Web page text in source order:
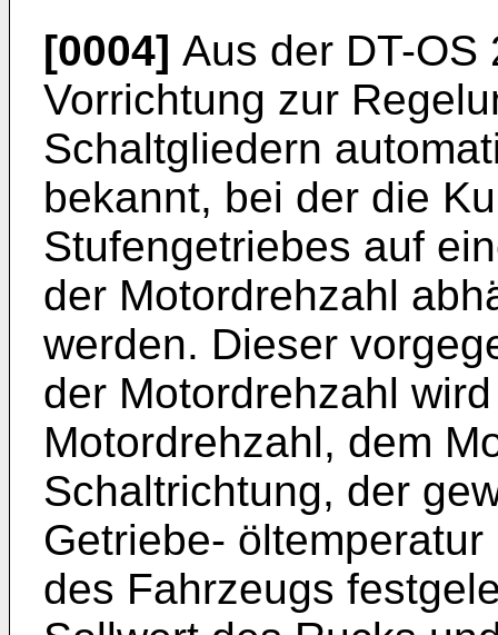
[0004] Aus der DT-OS
Vorrichtung zur
Schaltgliedern
bekannt, bei der die
Stufengetriebes auf
der Motordrehzahl
werden. Dieser
der Motordrehzahl
Motordrehzahl, dem
Schaltrichtung, der
Getriebe-
des Fahrzeugs